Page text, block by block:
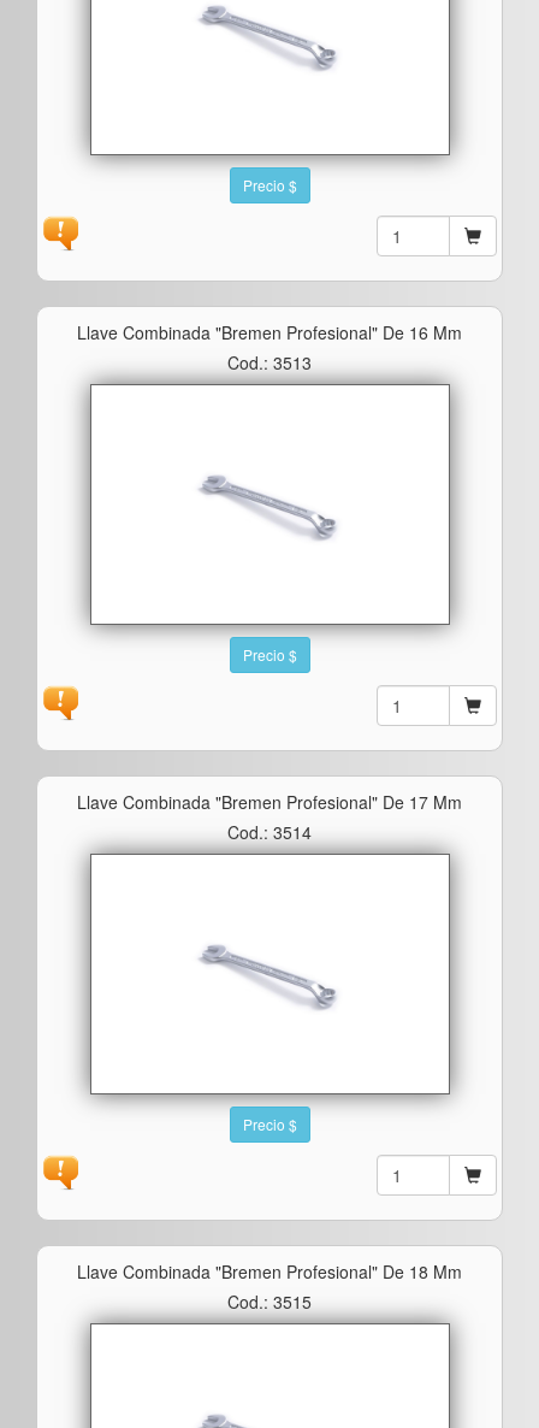
Precio $
Llave Combinada "bremen Profesional" De 16 Mm
Cod.: 3513
Precio $
Llave Combinada "bremen Profesional" De 17 Mm
Cod.: 3514
Precio $
Llave Combinada "bremen Profesional" De 18 Mm
Cod.: 3515